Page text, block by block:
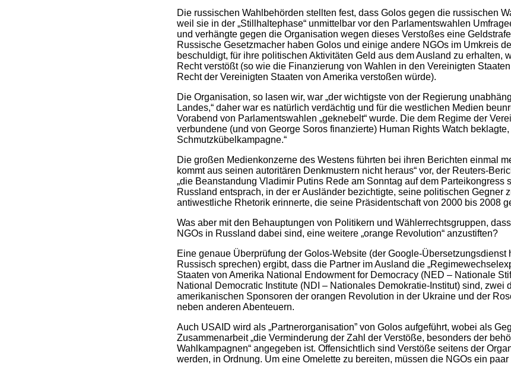
Die russischen Wahlbehörden stellten fest, dass Golos gegen die russischen
weil sie in der „Stillhaltephase“ unmittelbar vor den Parlamentswahlen
und verhängte gegen die Organisation wegen dieses Verstoßes eine
Russische Gesetzmacher haben Golos und einige andere NGOs im Umkreis
beschuldigt, für ihre politischen Aktivitäten Geld aus dem Ausland zu erhalten,
Recht verstößt (so wie die Finanzierung von Wahlen in den Vereinigten
Recht der Vereinigten Staaten von Amerika verstoßen würde).
Die Organisation, so lasen wir, war „der wichtigste von der Regierung
Landes,“ daher war es natürlich verdächtig und für die westlichen Medien
Vorabend von Parlamentswahlen „geknebelt“ wurde. Die dem Regime der
verbundene (und von George Soros finanzierte) Human Rights Watch
Schmutzkübelkampagne.“
Die großen Medienkonzerne des Westens führten bei ihren Berichten einmal
kommt aus seinen autoritären Denkmustern nicht heraus“ vor, der Reuters-
„die Beanstandung Vladimir Putins Rede am Sonntag auf dem Parteikongress
Russland entsprach, in der er Ausländer bezichtigte, seine politischen Gegner
antiwestliche Rhetorik erinnerte, die seine Präsidentschaft von 2000 bis 2008
Was aber mit den Behauptungen von Politikern und Wählerrechtsgruppen,
NGOs in Russland dabei sind, eine weitere „orange Revolution“ anzustiften?
Eine genaue Überprüfung der Golos-Website (der Google-Übersetzungsdienst
Russisch sprechen) ergibt, dass die Partner im Ausland die
Staaten von Amerika National Endowment for Democracy (NED – Nationale
National Democratic Institute (NDI – Nationales Demokratie-Institut) sind, zwei
amerikanischen Sponsoren der orangen Revolution in der Ukraine und der
neben anderen Abenteuern.
Auch USAID wird als „Partnerorganisation” von Golos aufgeführt, wobei als
Zusammenarbeit „die Verminderung der Zahl der Verstöße, besonders der
Wahlkampagnen“ angegeben ist. Offensichtlich sind Verstöße seitens der
werden, in Ordnung. Um eine Omelette zu bereiten, müssen die NGOs ein